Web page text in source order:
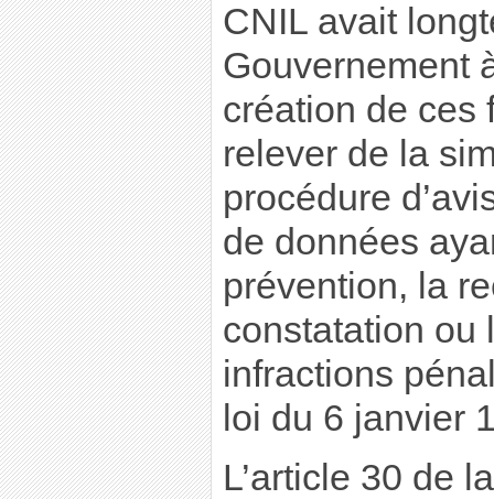
CNIL avait
Gouvernement
création de ces
relever de la
procédure
de données
prévention, la
constatation ou
infractions
loi du 6 janvier
L’article 30 de